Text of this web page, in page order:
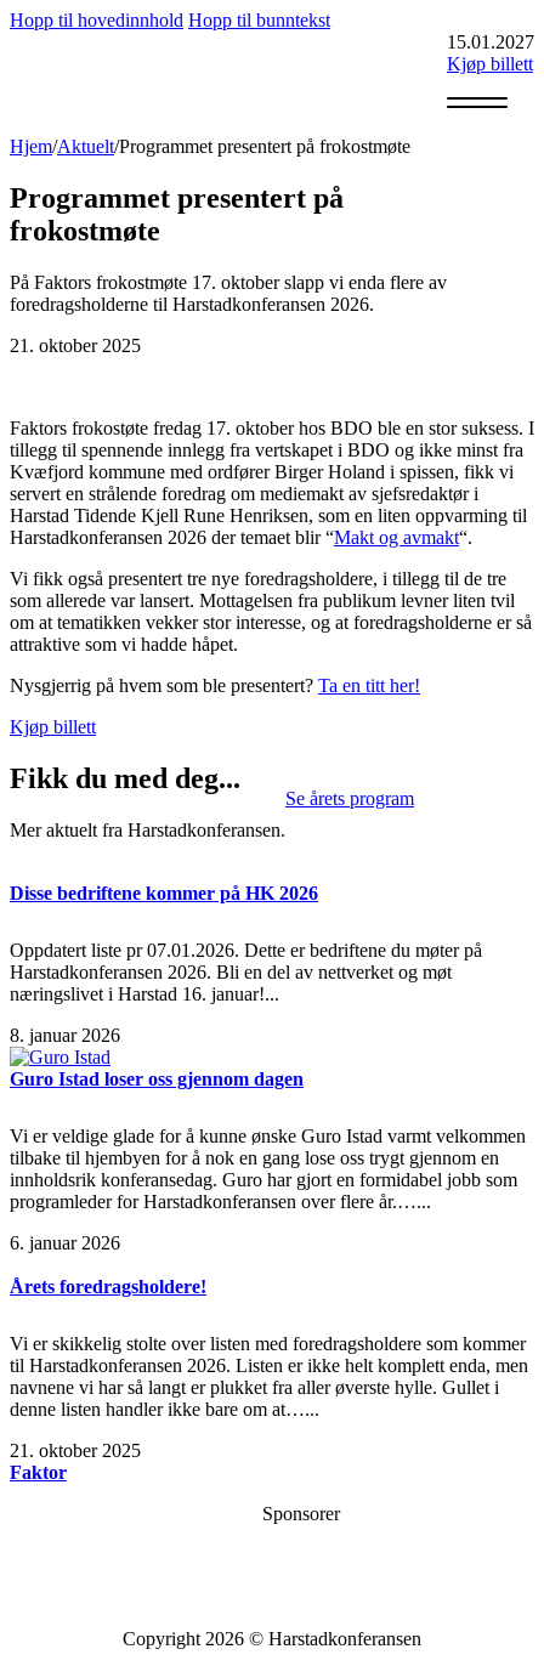
Hopp til hovedinnhold Hopp til bunntekst
15.01.2027
Kjøp billett
Hjem/Aktuelt/Programmet presentert på frokostmøte
Programmet presentert på
frokostmøte
På Faktors frokostmøte 17. oktober slapp vi enda flere av
foredragsholderne til Harstadkonferansen 2026.
21. oktober 2025
Faktors frokostøte fredag 17. oktober hos BDO ble en stor suksess. I
tillegg til spennende innlegg fra vertskapet i BDO og ikke minst fra
Kvæfjord kommune med ordfører Birger Holand i spissen, fikk vi
servert en strålende foredrag om mediemakt av sjefsredaktør i
Harstad Tidende Kjell Rune Henriksen, som en liten oppvarming til
Harstadkonferansen 2026 der temaet blir “Makt og avmakt“.
Vi fikk også presentert tre nye foredragsholdere, i tillegg til de tre
som allerede var lansert. Mottagelsen fra publikum levner liten tvil
om at tematikken vekker stor interesse, og at foredragsholderne er så
attraktive som vi hadde håpet.
Nysgjerrig på hvem som ble presentert? Ta en titt her!
Kjøp billett
Fikk du med deg...
Mer aktuelt fra Harstadkonferansen.
Se årets program
Disse bedriftene kommer på HK 2026
Oppdatert liste pr 07.01.2026. Dette er bedriftene du møter på
Harstadkonferansen 2026. Bli en del av nettverket og møt
næringslivet i Harstad 16. januar!...
8. januar 2026
Guro Istad loser oss gjennom dagen
Vi er veldige glade for å kunne ønske Guro Istad varmt velkommen
tilbake til hjembyen for å nok en gang lose oss trygt gjennom en
innholdsrik konferansedag. Guro har gjort en formidabel jobb som
programleder for Harstadkonferansen over flere år.…...
6. januar 2026
Årets foredragsholdere!
Vi er skikkelig stolte over listen med foredragsholdere som kommer
til Harstadkonferansen 2026. Listen er ikke helt komplett enda, men
navnene vi har så langt er plukket fra aller øverste hylle. Gullet i
denne listen handler ikke bare om at…...
21. oktober 2025
Faktor
Sponsorer
Copyright 2026 © Harstadkonferansen